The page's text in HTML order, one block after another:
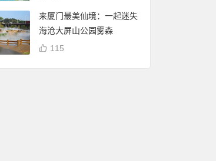
来厦门最美仙境：一起迷失
海沧大屏山公园雾森
115